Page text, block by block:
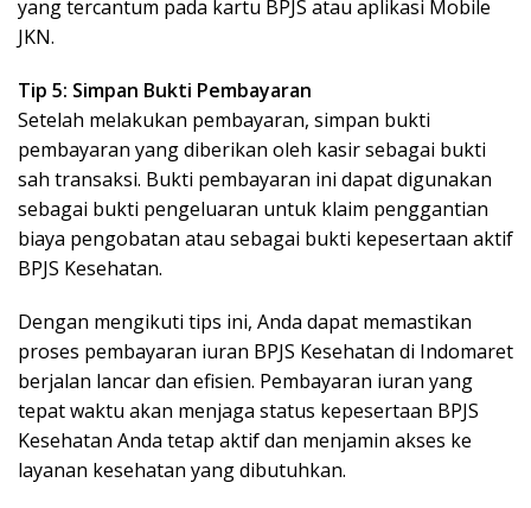
yang tercantum pada kartu BPJS atau aplikasi Mobile
JKN.
Tip 5: Simpan Bukti Pembayaran
Setelah melakukan pembayaran, simpan bukti
pembayaran yang diberikan oleh kasir sebagai bukti
sah transaksi. Bukti pembayaran ini dapat digunakan
sebagai bukti pengeluaran untuk klaim penggantian
biaya pengobatan atau sebagai bukti kepesertaan aktif
BPJS Kesehatan.
Dengan mengikuti tips ini, Anda dapat memastikan
proses pembayaran iuran BPJS Kesehatan di Indomaret
berjalan lancar dan efisien. Pembayaran iuran yang
tepat waktu akan menjaga status kepesertaan BPJS
Kesehatan Anda tetap aktif dan menjamin akses ke
layanan kesehatan yang dibutuhkan.